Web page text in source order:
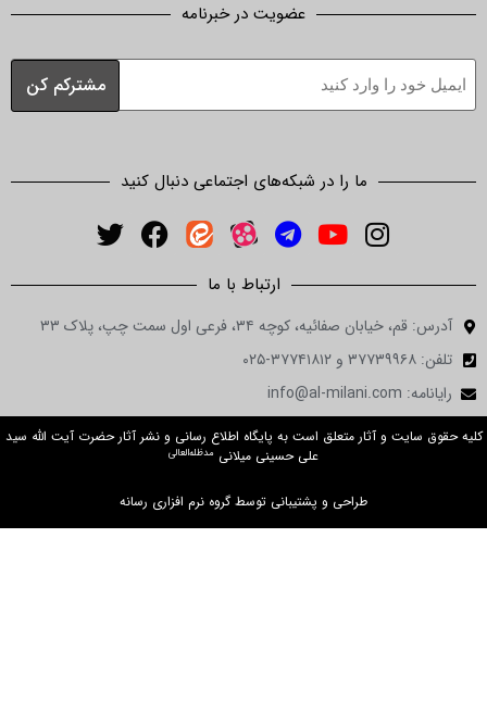
عضویت در خبرنامه
ما را در شبکه‌های اجتماعی دنبال کنید
ارتباط با ما
آدرس: قم، خیابان صفائیه، کوچه ۳۴، فرعی اول سمت چپ، پلاک ۳۳
تلفن: ۳۷۷۳۹۹۶۸ و ۳۷۷۴۱۸۱۲-۰۲۵
رایانامه: info@al-milani.com
کلیه حقوق سایت و آثار متعلق است به پایگاه اطلاع رسانی و نشر آثار حضرت آیت الله سید
علی حسینی میلانی مدظله‌العالی
طراحی و پشتیبانی توسط گروه نرم افزاری رسانه